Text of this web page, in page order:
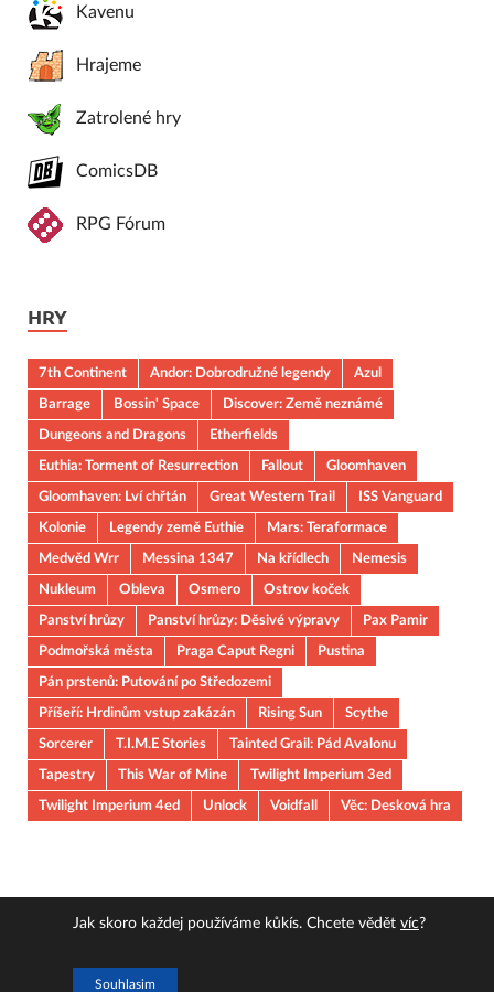
Kavenu
Hrajeme
Zatrolené hry
ComicsDB
RPG Fórum
HRY
7th Continent Andor: Dobrodružné legendy
Azul
Barrage
Bossin' Space
Discover: Země neznámé
Dungeons and Dragons
Etherfields
Euthia: Torment of Resurrection
Fallout
Gloomhaven
Gloomhaven: Lví chřtán
Great Western Trail
ISS Vanguard
Kolonie
Legendy země Euthie
Mars: Teraformace
Medvěd Wrr
Messina 1347 Na křídlech
Nemesis
Nukleum
Obleva Osmero
Ostrov koček
Panství hrůzy
Panství hrůzy: Děsivé výpravy
Pax Pamir
Podmořská města
Praga Caput Regni
Pustina
Pán prstenů: Putování po Středozemi
Příšeří: Hrdinům vstup zakázán
Rising Sun
Scythe
Sorcerer
T.I.M.E Stories
Tainted Grail: Pád Avalonu
Tapestry
This War of Mine
Twilight Imperium 3ed
Twilight Imperium 4ed
Unlock Voidfall Věc: Desková hra
Jak skoro každej používáme kůkís. Chcete vědět víc?
Souhlasim